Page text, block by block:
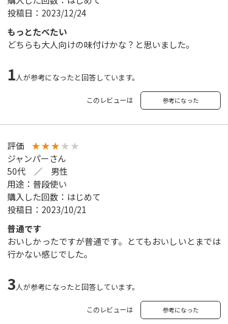
投稿日：2023/12/24
もっとたべたい
どちらも大人向けの味付けかな？と思いました。
1人が参考になったと回答しています。
このレビューは 参考になった
評価 ★★★★ ★
ジャンパーさん
50代 ／ 男性
用途：普段使い
購入した回数：はじめて
投稿日：2023/10/21
普通です
おいしかったですが普通です。とてもおいしいとまでは
行かない感じでした。
3人が参考になったと回答しています。
このレビューは 参考になった